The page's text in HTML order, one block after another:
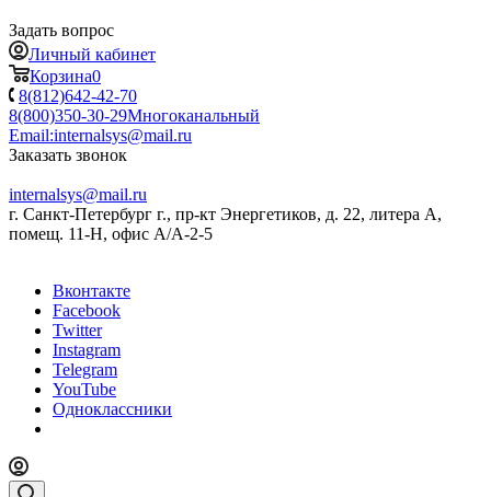
Задать вопрос
Личный кабинет
Корзина0
8(812)642-42-70
8(800)350-30-29Многоканальный
Email:internalsys@mail.ru
Заказать звонок
internalsys@mail.ru
г. Санкт-Петербург г., пр-кт Энергетиков, д. 22, литера А,
помещ. 11-Н, офис А/А-2-5
Вконтакте
Facebook
Twitter
Instagram
Telegram
YouTube
Одноклассники